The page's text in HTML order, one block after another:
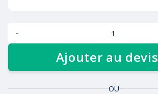
-
Ajouter au devis
OU